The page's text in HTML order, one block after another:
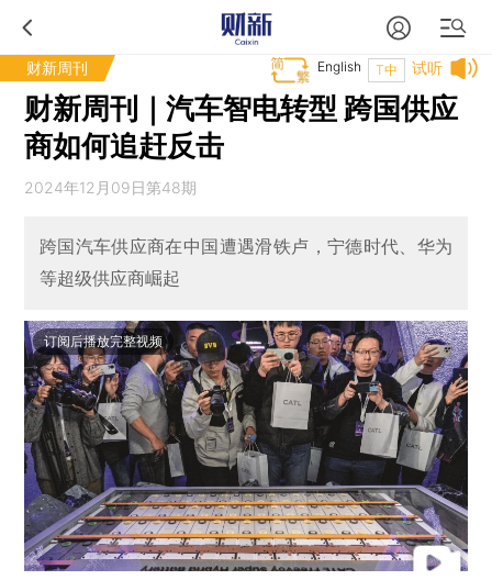
财新周刊 试听
T中
English
财新周刊｜汽车智电转型 跨国供应
商如何追赶反击
2024年12月09日第48期
跨国汽车供应商在中国遭遇滑铁卢，宁德时代、华为
等超级供应商崛起
订阅后播放完整视频